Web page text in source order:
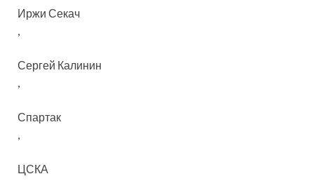
Иржи Секач
Сергей Калинин
Спартак
ЦСКА